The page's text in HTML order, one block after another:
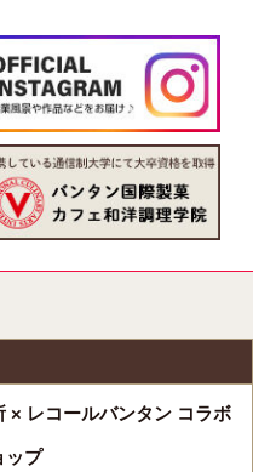
× レコールバンタン コラボ
ップ